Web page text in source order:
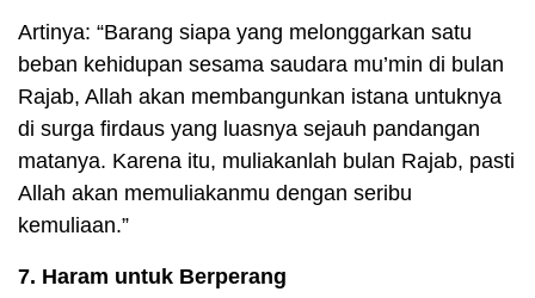
Artinya: “Barang siapa yang melonggarkan satu
beban kehidupan sesama saudara mu’min di bulan
Rajab, Allah akan membangunkan istana untuknya
di surga firdaus yang luasnya sejauh pandangan
matanya. Karena itu, muliakanlah bulan Rajab, pasti
Allah akan memuliakanmu dengan seribu
kemuliaan.”
7. Haram untuk Berperang